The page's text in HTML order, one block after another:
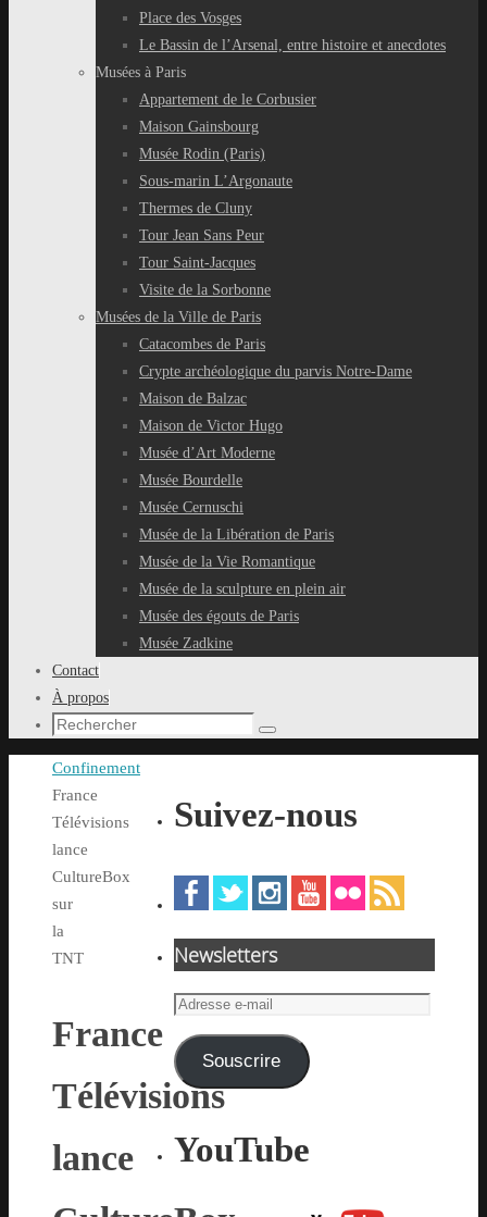
Place des Vosges
Le Bassin de l’Arsenal, entre histoire et anecdotes
Musées à Paris
Appartement de le Corbusier
Maison Gainsbourg
Musée Rodin (Paris)
Sous-marin L’Argonaute
Thermes de Cluny
Tour Jean Sans Peur
Tour Saint-Jacques
Visite de la Sorbonne
Musées de la Ville de Paris
Catacombes de Paris
Crypte archéologique du parvis Notre-Dame
Maison de Balzac
Maison de Victor Hugo
Musée d’Art Moderne
Musée Bourdelle
Musée Cernuschi
Musée de la Libération de Paris
Musée de la Vie Romantique
Musée de la sculpture en plein air
Musée des égouts de Paris
Musée Zadkine
Contact
À propos
Recherche
:
Rechercher
Accueil
Confinement
France
Télévisions
lance
CultureBox
sur
la
TNT
France
Télévisions
lance
Suivez-nous
Newsletters
Adresse
mail Souscrire
YouTube